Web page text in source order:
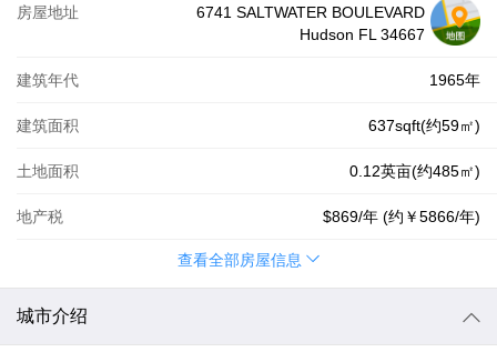
房屋地址
6741 SALTWATER BOULEVARD
Hudson FL 34667
建筑年代 1965年
建筑面积 637sqft(约59㎡)
土地面积 0.12英亩(约485㎡)
地产税 $869/年 (约 ￥5866/年)
查看全部房屋信息
城市介绍